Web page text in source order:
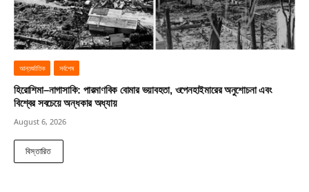
আন্তর্জাতিক সর্বশেষ
হিরোশিমা–নাগাসাকি: পারমাণবিক বোমার ভয়াবহতা, ওপেনহাইমারের অনুশোচনা এবং
বিশ্বের সবচেয়ে অন্ধকার অধ্যায়
August 6, 2026
বিস্তারিত